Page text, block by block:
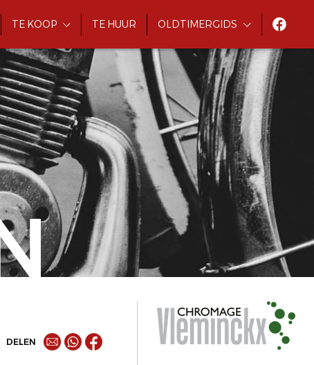
TE KOOP TE HUUR OLDTIMERGIDS
DELEN